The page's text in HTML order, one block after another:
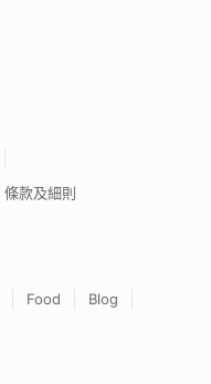
條款及細則
Food
Blog